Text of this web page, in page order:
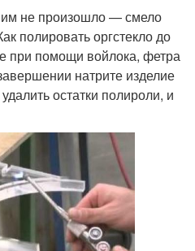
не произошло — смело
полировать оргстекло до
при помощи войлока, фетра
натрите изделие
остатки полироли, и